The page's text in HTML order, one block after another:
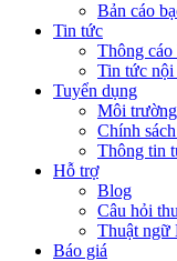
Bản cáo
Tin tức
Thông cáo
Tin tức nội
Tuyển dụng
Môi
Chính
Thông tin
Hỗ trợ
Blog
Câu hỏi
Thuật ngữ
Báo giá